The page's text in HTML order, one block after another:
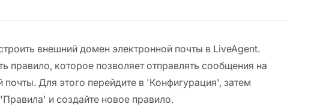
внешний домен электронной почты в LiveAgent.
правило, которое позволяет отправлять сообщения на
Для этого перейдите в 'Конфигурация', затем
и создайте новое правило.